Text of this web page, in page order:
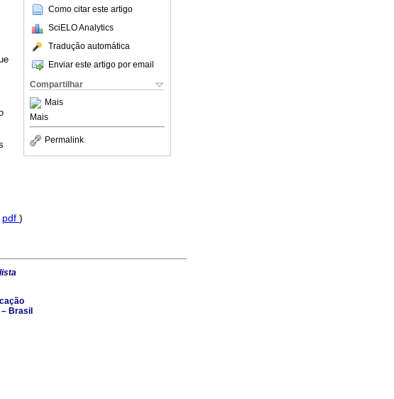
Como citar este artigo
SciELO Analytics
Tradução automática
Enviar este artigo por email
Compartilhar
Mais
Mais
Permalink
pdf )
– Brasil